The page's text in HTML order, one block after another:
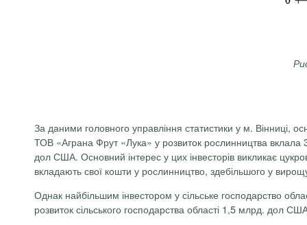
За даними головного управління статистики у м. Вінниці,
ТОВ «Аграна Фрут«Лука» у розвиток рослинництва
долСША. Основний інтерес у цих інвесторів викликає
вкладають свої кошти у рослинництво, здебільшого у
Однак найбільшим інвестором у сільське господарство
розвиток сільського господарства області 1,5 млрд. дол